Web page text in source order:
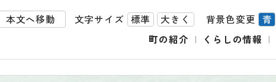
本文へ移動 文字サイズ 標準 大きく 背景色変更 青
町の紹介
くらしの情報